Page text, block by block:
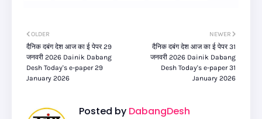
NEWER
दैनिक दबंग देश आज का ई पेपर 31
जनवरी 2026 Dainik Dabang
Desh Today's e-paper 31
January 2026
OLDER
दैनिक दबंग देश आज का ई पेपर 29
जनवरी 2026 Dainik Dabang
Desh Today's e-paper 29
January 2026
Posted by DabangDesh